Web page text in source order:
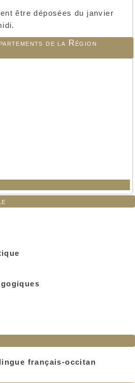
français-occitan
être déposées du janvier
de la Région